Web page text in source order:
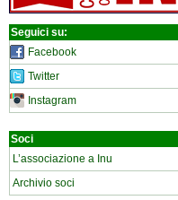
Seguici su:
Facebook
Twitter
Instagram
Soci
L’associazione a Inu
Archivio soci